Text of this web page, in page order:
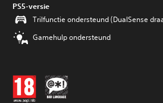
PS5-versie
Trilfunctie ondersteund (DualSense
Gamehulp ondersteund